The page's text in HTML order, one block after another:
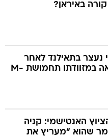
באיראן?
נעצר בתאילנד לאחר
שנמצאה במזוודתו תחמושת M-
האנטישמי: קניה
שהוא "מעריץ את